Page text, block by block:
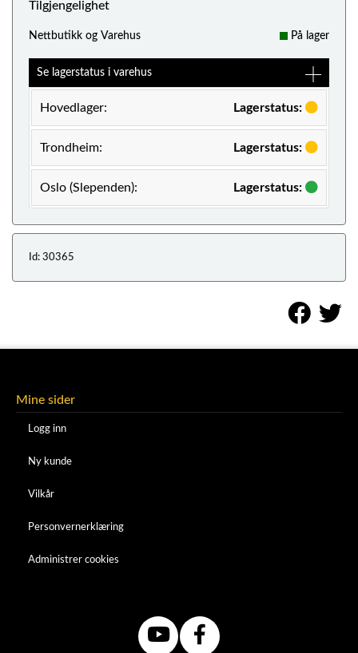
Tilgjengelighet
Nettbutikk og Varehus På lager
Se lagerstatus i varehus
Hovedlager: Lagerstatus:
Trondheim: Lagerstatus:
Oslo (Slependen): Lagerstatus:
Id: 30365
Mine sider
Logg inn
Ny kunde
Vilkår
Personvernerklæring
Administrer cookies